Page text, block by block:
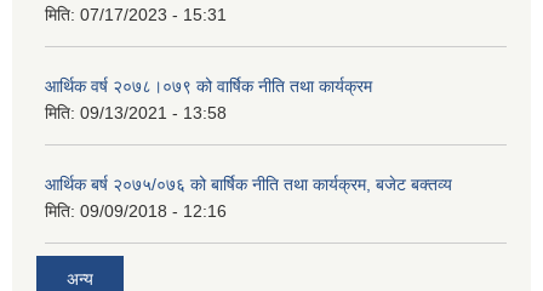
मिति: 07/17/2023 - 15:31
आर्थिक वर्ष २०७८।०७९ को वार्षिक नीति तथा कार्यक्रम
मिति: 09/13/2021 - 13:58
आर्थिक बर्ष २०७५/०७६ को बार्षिक नीति तथा कार्यक्रम, बजेट बक्तव्य
मिति: 09/09/2018 - 12:16
अन्य